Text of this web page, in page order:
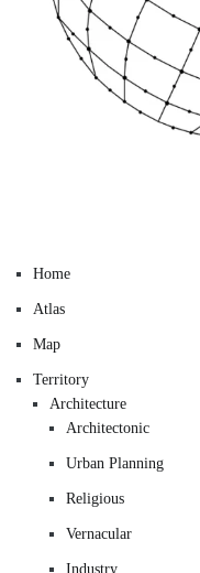
Home
Atlas
Map
Territory
Architecture
Architectonic
Urban Planning
Religious
Vernacular
Industry